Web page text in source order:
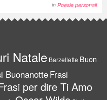
in Poesie personali
Natale Barzellette Buon
BuonanotteFrasi
per dire Ti Amo